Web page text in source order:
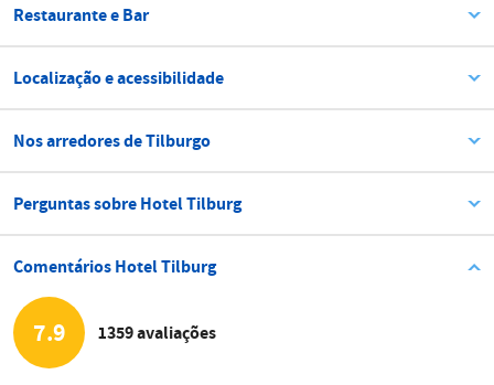
Restaurante e Bar
Localização e acessibilidade
Nos arredores de Tilburgo
Perguntas sobre Hotel Tilburg
Comentários Hotel Tilburg
7.9 1359 avaliações